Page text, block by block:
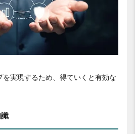
実現するため、得ていくと有効な